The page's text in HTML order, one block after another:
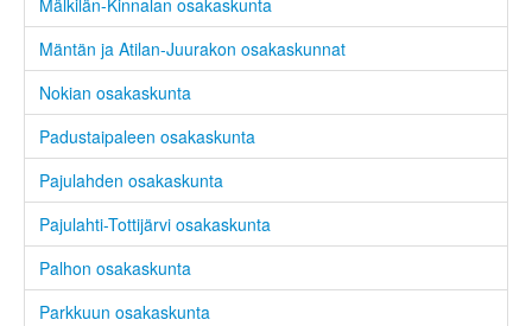
Mälkilän-Kinnalan osakaskunta
Mäntän ja Atilan-Juurakon osakaskunnat
Nokian osakaskunta
Padustaipaleen osakaskunta
Pajulahden osakaskunta
Pajulahti-Tottijärvi osakaskunta
Palhon osakaskunta
Parkkuun osakaskunta